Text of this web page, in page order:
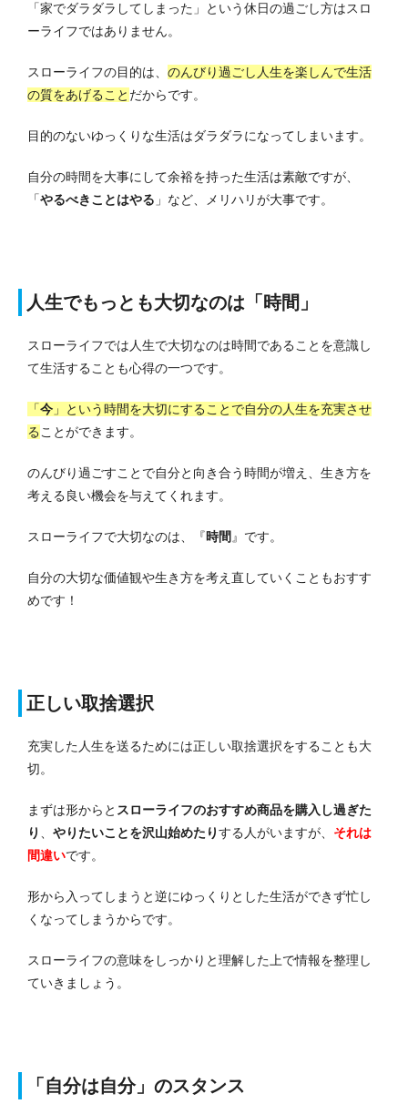
「家でダラダラしてしまった」という休日の過ごし方はスロ
ーライフではありません。
スローライフの目的は、 のんびり過ごし人生を楽しんで生活
の質をあげること だからです。
目的のないゆっくりな生活はダラダラになってしまいます。
自分の時間を大事にして余裕を持った生活は素敵ですが、
「やるべきことはやる 」など、メリハリが大事です。
人生でもっとも大切なのは「時間」
スローライフでは人生で大切なのは時間であることを意識し
て生活することも心得の一つです。
「今 」という時間を大切にすることで自分の人生を充実させ
ることができます。
のんびり過ごすことで自分と向き合う時間が増え、生き方を
考える良い機会を与えてくれます。
スローライフで大切なのは、『時間』です。
自分の大切な価値観や生き方を考え直していくこともおすす
めです！
正しい取捨選択
充実した人生を送るためには正しい取捨選択をすることも大
切。
まずは形からと スローライフのおすすめ商品を購入し過ぎた
り 、 やりたいことを沢山始めたりする人がいますが、 それは
間違いです。
形から入ってしまうと逆にゆっくりとした生活ができず忙し
くなってしまうからです。
スローライフの意味をしっかりと理解した上で情報を整理し
ていきましょう。
「自分は自分」のスタンス